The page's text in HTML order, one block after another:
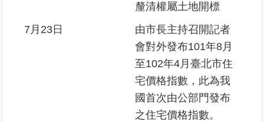
釐清權屬土地開標
7月23日
由市長主持召開記者
會對外發布101年8月
至102年4月臺北市住
宅價格指數，此為我
國首次由公部門發布
之住宅價格指數。